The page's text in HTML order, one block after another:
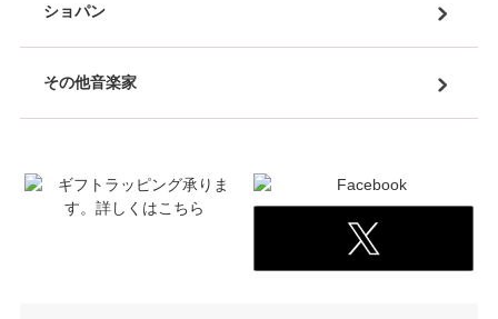
ショパン
その他音楽家